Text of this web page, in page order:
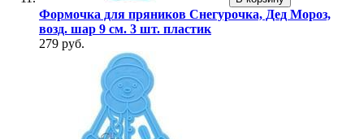
Формочка для пряников Снегурочка, Дед Мороз,
возд. шар 9 см. 3 шт. пластик
279 руб.